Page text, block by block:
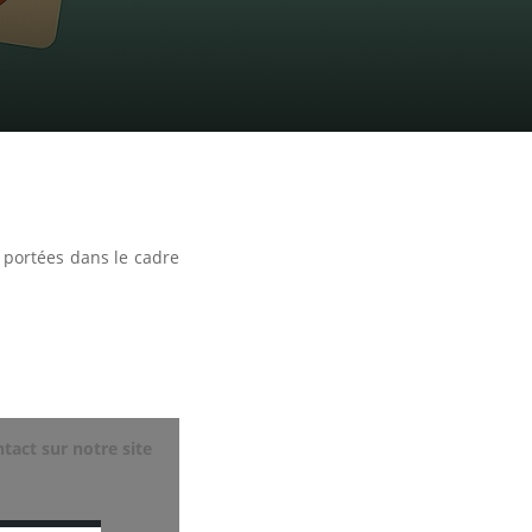
dans le cadre
sur notre site